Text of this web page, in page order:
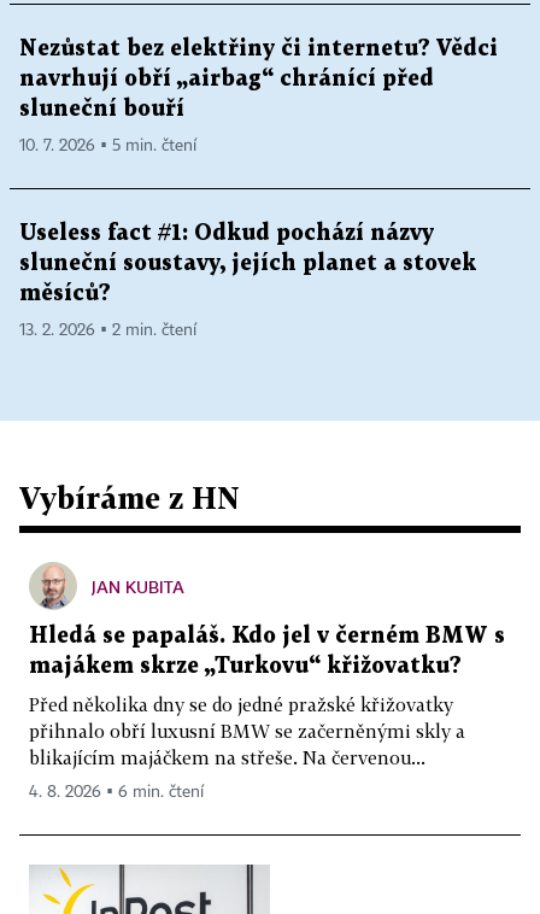
Nezůstat bez elektřiny či internetu? Vědci
navrhují obří „airbag“ chránící před
sluneční bouří
10. 7. 2026 ▪ 5 min. čtení
Useless fact #1: Odkud pochází názvy
sluneční soustavy, jejích planet a stovek
měsíců?
13. 2. 2026 ▪ 2 min. čtení
Vybíráme z HN
JAN KUBITA
Hledá se papaláš. Kdo jel v černém BMW s
majákem skrze „Turkovu“ křižovatku?
Před několika dny se do jedné pražské křižovatky
přihnalo obří luxusní BMW se začerněnými skly a
blikajícím majáčkem na střeše. Na červenou...
4. 8. 2026 ▪ 6 min. čtení